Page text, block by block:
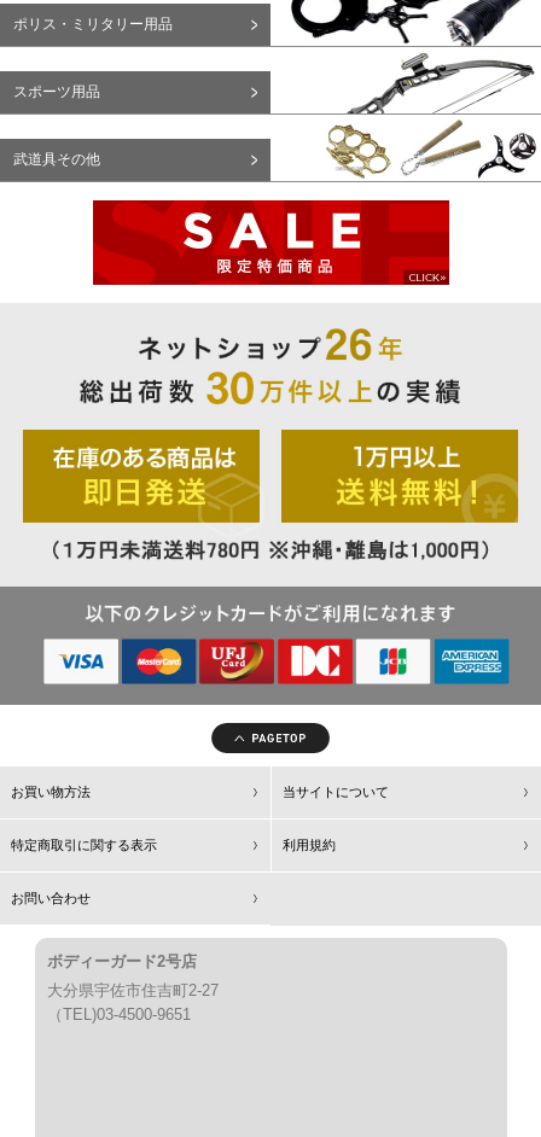
ポリス・ミリタリー用品
スポーツ用品
武道具その他
お買い物方法 当サイトについて
特定商取引に関する表示 利用規約
お問い合わせ
ボディーガード2号店
大分県宇佐市住吉町2-27
（TEL)03-4500-9651